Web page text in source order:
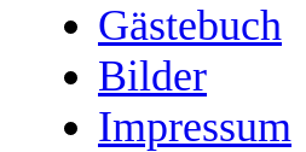
Gästebuch
Bilder
Impressum